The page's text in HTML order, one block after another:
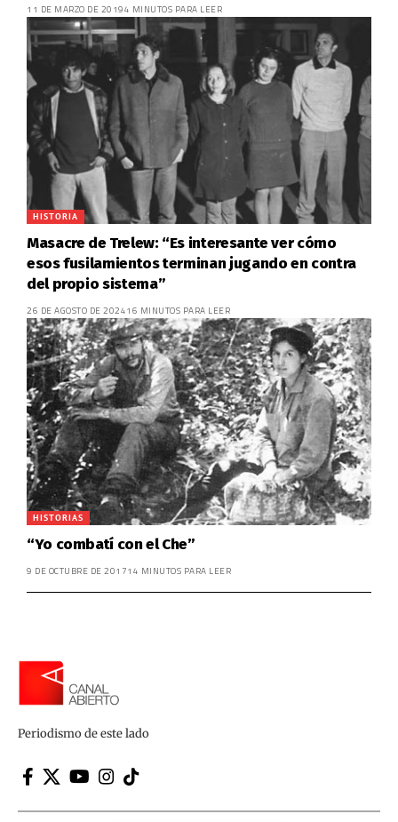
11 DE MARZO DE 20194 MINUTOS PARA LEER
HISTORIA
Masacre de Trelew: “Es interesante ver cómo
esos fusilamientos terminan jugando en contra
del propio sistema”
26 DE AGOSTO DE 202416 MINUTOS PARA LEER
HISTORIAS
“Yo combatí con el Che”
9 DE OCTUBRE DE 201714 MINUTOS PARA LEER
Periodismo de este lado